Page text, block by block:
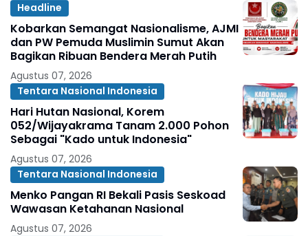
Headline
Kobarkan Semangat Nasionalisme, AJMI
dan PW Pemuda Muslimin Sumut Akan
Bagikan Ribuan Bendera Merah Putih
Agustus 07, 2026
Tentara Nasional Indonesia
Hari Hutan Nasional, Korem
052/Wijayakrama Tanam 2.000 Pohon
Sebagai "Kado untuk Indonesia"
Agustus 07, 2026
Tentara Nasional Indonesia
Menko Pangan RI Bekali Pasis Seskoad
Wawasan Ketahanan Nasional
Agustus 07, 2026